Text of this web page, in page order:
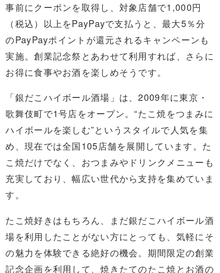
事前にクーポンを取得し、対象店舗で1,000円
（税込）以上をPayPayで支払うと、最大5％分
のPayPayポイントが還元されるキャンペーンも
実施。創業記念祭とあわせて利用すれば、さらに
お得に食事やお酒を楽しめそうです。
「銀だこハイボール酒場」は、2009年に東京・
歌舞伎町で1号店をオープン。“たこ焼をつまみに
ハイボールを楽しむ”というスタイルで人気を集
め、現在では全国105店舗を展開しています。た
こ焼だけでなく、おつまみやドリンクメニューも
充実しており、幅広い世代から支持を集めていま
す。
たこ焼好きはもちろん、まだ銀だこハイボール酒
場を利用したことがない方にとっても、気軽にそ
の魅力を体験できる絶好の機会。期間限定の創業
記念企画を利用して、焼きたてのたこ焼とお酒の